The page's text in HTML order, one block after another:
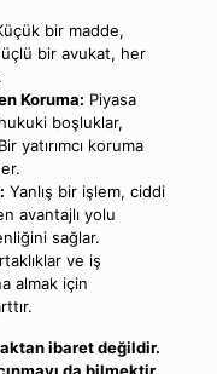
bir madde,
bir avukat, her
Koruma: Piyasa
boşluklar,
yatırımcı koruma
Yanlış bir işlem, ciddi
avantajlı yolu
sağlar.
ve iş
almak için
ibaret değildir.
da bilmektir.